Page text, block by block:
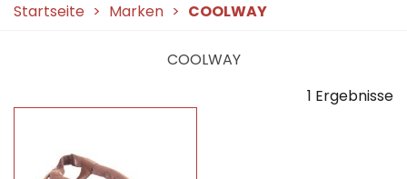
Startseite > Marken > COOLWAY
COOLWAY
1 Ergebnisse